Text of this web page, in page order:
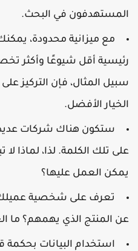
في البحث.
مع ميزانية محدودة، يمكنك
أقل شيوعًا وأكثر
المثال، فإن التركيز
الأفضل.
ستكون هناك شركات
تلك الكلمة. لذا، لماذا لا
العمل عليها؟
تعرف على شخصية عميلك
المنتج الذي يهمهم؟ ما
استخدام البيانات بحكمة